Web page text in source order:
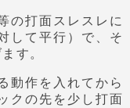
の打面スレスレに
して平行）で、そ
す。
動作を入れてから
クの先を少し打面